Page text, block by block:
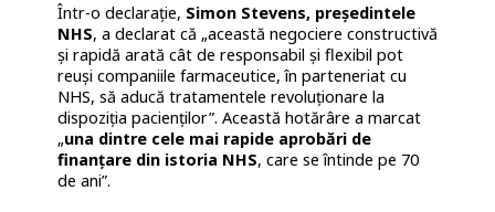
Într-o declarație, Simon Stevens, președintele
NHS, a declarat că „această negociere constructivă
și rapidă arată cât de responsabil și flexibil pot
reuși companiile farmaceutice, în parteneriat cu
NHS, să aducă tratamentele revoluționare la
dispoziția pacienților”. Această hotărâre a marcat
„una dintre cele mai rapide aprobări de
finanțare din istoria NHS, care se întinde pe 70
de ani”.